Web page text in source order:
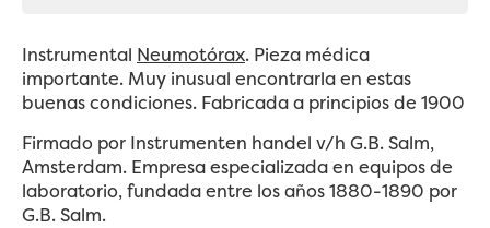
Instrumental Neumotórax. Pieza médica
importante. Muy inusual encontrarla en estas
buenas condiciones. Fabricada a principios de 1900
Firmado por Instrumenten handel v/h G.B. Salm,
Amsterdam. Empresa especializada en equipos de
laboratorio, fundada entre los años 1880-1890 por
G.B. Salm.